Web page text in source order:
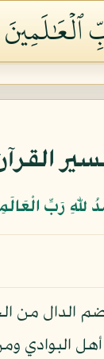
ٱلۡعَٰلَمِينَ
للّهِ رَبِّ
أهل